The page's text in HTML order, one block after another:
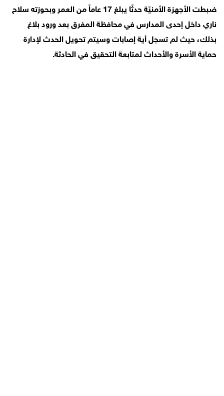
ضبطت الأجهزة الأمنيّة حدثًا يبلغ 17 عاماً من العمر وبحوزته سلاح
ناري داخل إحدى المدارس في محافظة المفرق بعد ورود بلاغ
بذلك، حيث لم تسجل أية إصابات وسيتم تحويل الحدث لإدارة
حماية الأسرة والأحداث لمتابعة التحقيق في الحادثة.